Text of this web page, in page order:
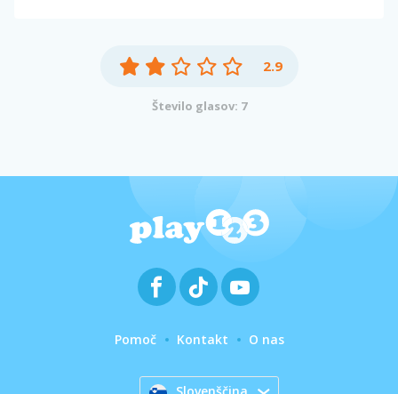
2.9
Število glasov: 7
Pomoč Kontakt O nas